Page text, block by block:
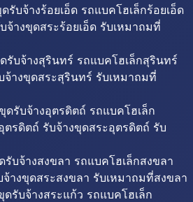
รับจ้างร้อยเอ็ด รถแบคโฮเล็กร้อยเอ็ด
จ้างขุดสระร้อยเอ็ด รับเหมาถมที่
รับจ้างสุรินทร์ รถแบคโฮเล็กสุรินทร์
จ้างขุดสระสุรินทร์ รับเหมาถมที่
ดรับจ้างอุตรดิตถ์ รถแบคโฮเล็ก
ตรดิตถ์ รับจ้างขุดสระอุตรดิตถ์ รับ
บจ้างสงขลา รถแบคโฮเล็กสงขลา
างขุดสระสงขลา รับเหมาถมที่สงขลา
รับจ้างสระแก้ว รถแบคโฮเล็ก